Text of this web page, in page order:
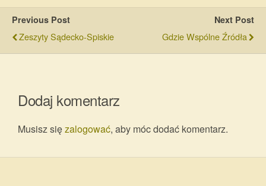
Previous Post
Zeszyty Sądecko-Spiskie
Next Post
Gdzie Wspólne Źródła
Dodaj komentarz
Musisz sięzalogować, aby móc dodać komentarz.